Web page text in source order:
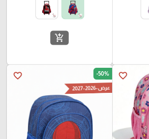
add_shopping_cart
favorite_border
favorite_border -50%
عرض-2026-2027